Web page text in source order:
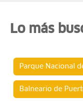
Lo más
Parque Nacional
Balneario de